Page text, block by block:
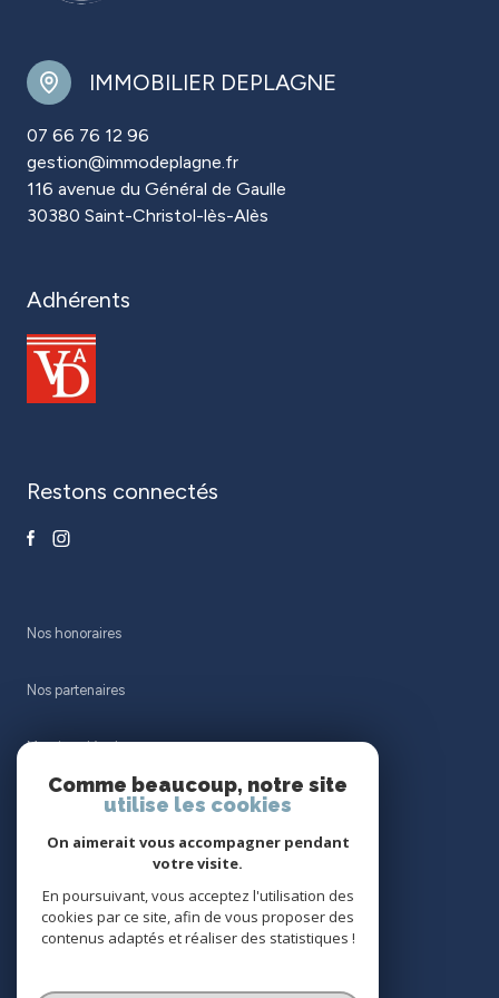
IMMOBILIER DEPLAGNE
07 66 76 12 96
gestion@immodeplagne.fr
116 avenue du Général de Gaulle
30380 Saint-Christol-lès-Alès
Adhérents
restons connectés
Nos honoraires
Nos partenaires
Mentions légales
Cookies
© 2026 | Tous droits réservés
Comme beaucoup, notre site
utilise les cookies
On aimerait vous accompagner pendant
votre visite.
En poursuivant, vous acceptez l'utilisation des
cookies par ce site, afin de vous proposer des
contenus adaptés et réaliser des statistiques !